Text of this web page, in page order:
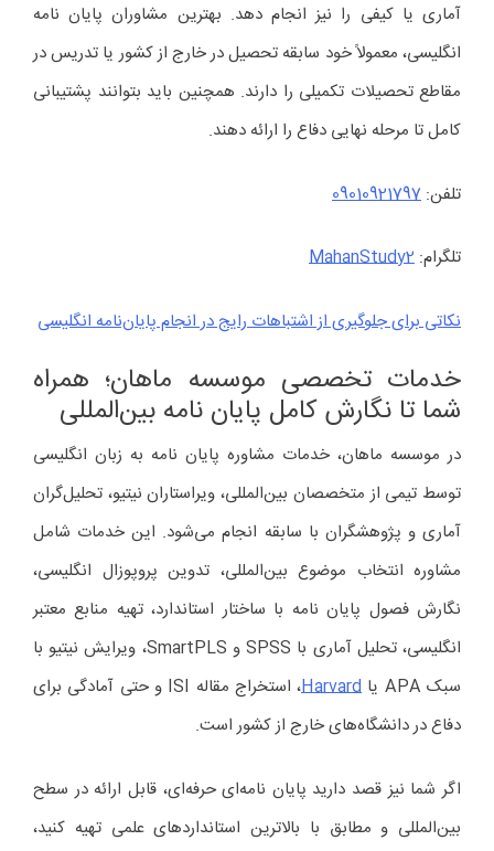
آماری یا کیفی را نیز انجام دهد. بهترین مشاوران پایان نامه
انگلیسی، معمولاً خود سابقه تحصیل در خارج از کشور یا تدریس در
مقاطع تحصیلات تکمیلی را دارند. همچنین باید بتوانند پشتیبانی
کامل تا مرحله نهایی دفاع را ارائه دهند.
تلفن: 09010921797
تلگرام: MahanStudy2
نکاتی برای جلوگیری از اشتباهات رایج در انجام پایان‌نامه‌ انگلیسی
خدمات تخصصی موسسه ماهان؛ همراه
شما تا نگارش کامل پایان نامه بین‌المللی
در موسسه ماهان، خدمات مشاوره پایان نامه به زبان انگلیسی
توسط تیمی از متخصصان بین‌المللی، ویراستاران نیتیو، تحلیل‌گران
آماری و پژوهشگران با سابقه انجام می‌شود. این خدمات شامل
مشاوره انتخاب موضوع بین‌المللی، تدوین پروپوزال انگلیسی،
نگارش فصول پایان نامه با ساختار استاندارد، تهیه منابع معتبر
انگلیسی، تحلیل آماری با SPSS و SmartPLS، ویرایش نیتیو با
سبک APA یا
Harvard
، استخراج مقاله ISI و حتی آمادگی برای
دفاع در دانشگاه‌های خارج از کشور است.
اگر شما نیز قصد دارید پایان نامه‌ای حرفه‌ای، قابل ارائه در سطح
بین‌المللی و مطابق با بالاترین استانداردهای علمی تهیه کنید،